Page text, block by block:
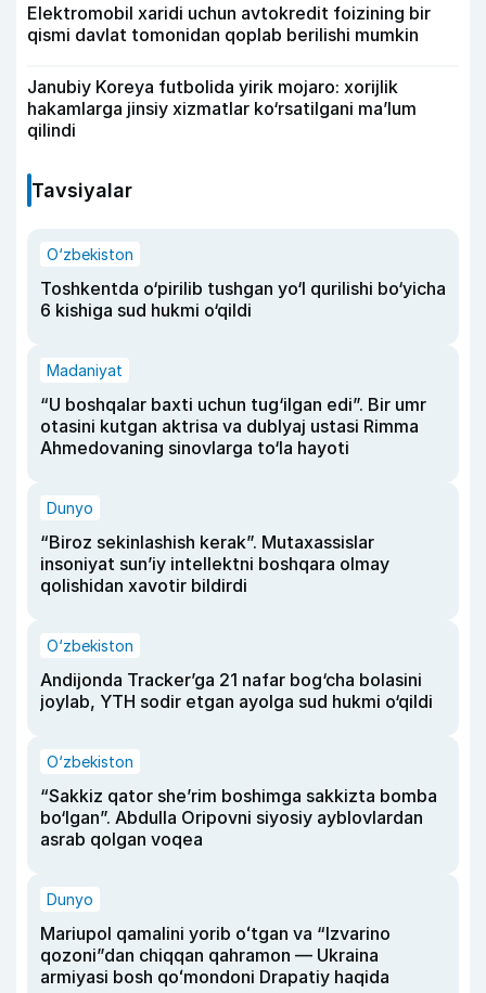
Elektromobil xaridi uchun avtokredit foizining bir
qismi davlat tomonidan qoplab berilishi mumkin
Janubiy Koreya futbolida yirik mojaro: xorijlik
hakamlarga jinsiy xizmatlar ko‘rsatilgani ma’lum
qilindi
Tavsiyalar
O‘zbekiston
Toshkentda o‘pirilib tushgan yo‘l qurilishi bo‘yicha
6 kishiga sud hukmi o‘qildi
Madaniyat
“U boshqalar baxti uchun tug‘ilgan edi”. Bir umr
otasini kutgan aktrisa va dublyaj ustasi Rimma
Ahmedovaning sinovlarga to‘la hayoti
Dunyo
“Biroz sekinlashish kerak”. Mutaxassislar
insoniyat sun’iy intellektni boshqara olmay
qolishidan xavotir bildirdi
O‘zbekiston
Andijonda Tracker’ga 21 nafar bog‘cha bolasini
joylab, YTH sodir etgan ayolga sud hukmi o‘qildi
O‘zbekiston
“Sakkiz qator she’rim boshimga sakkizta bomba
bo‘lgan”. Abdulla Oripovni siyosiy ayblovlardan
asrab qolgan voqea
Dunyo
Mariupol qamalini yorib oʻtgan va “Izvarino
qozoni”dan chiqqan qahramon — Ukraina
armiyasi bosh qoʻmondoni Drapatiy haqida